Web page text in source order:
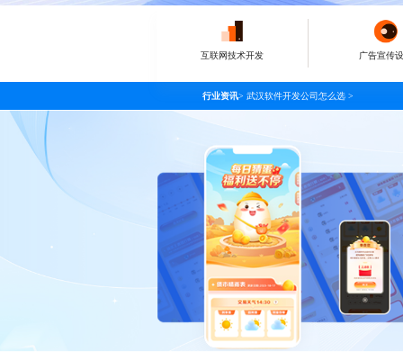
互联网技术开发 广告宣传
行业资讯> 武汉软件开发公司怎么选 >